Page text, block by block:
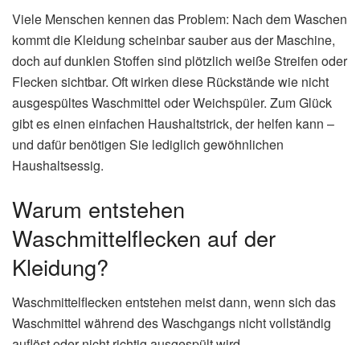
Viele Menschen kennen das Problem: Nach dem Waschen
kommt die Kleidung scheinbar sauber aus der Maschine,
doch auf dunklen Stoffen sind plötzlich weiße Streifen oder
Flecken sichtbar. Oft wirken diese Rückstände wie nicht
ausgespültes Waschmittel oder Weichspüler. Zum Glück
gibt es einen einfachen Haushaltstrick, der helfen kann –
und dafür benötigen Sie lediglich gewöhnlichen
Haushaltsessig.
Warum entstehen
Waschmittelflecken auf der
Kleidung?
Waschmittelflecken entstehen meist dann, wenn sich das
Waschmittel während des Waschgangs nicht vollständig